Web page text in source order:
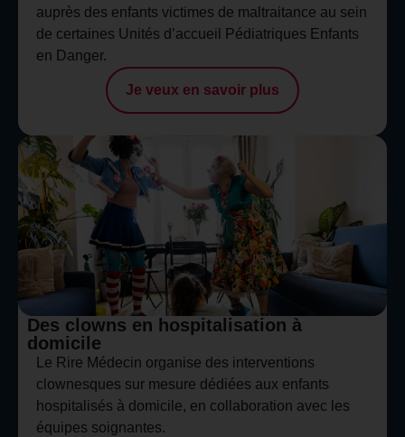
auprès des enfants victimes de maltraitance au sein
de certaines Unités d’accueil Pédiatriques Enfants
en Danger.
Je veux en savoir plus
Des clowns en hospitalisation à
domicile
Le Rire Médecin organise des interventions
clownesques sur mesure dédiées aux enfants
hospitalisés à domicile, en collaboration avec les
équipes soignantes.